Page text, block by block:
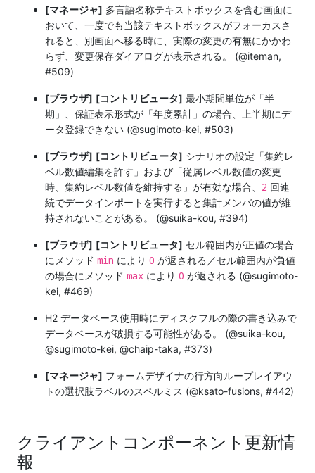
[マネージャ] 多言語名称テキストボックスを含む画面に
おいて、一度でも当該テキストボックスがフォーカスさ
れると、別画面へ移る時に、実際の変更の有無にかかわ
らず、変更保存ダイアログが表示される。 (@iteman,
#509)
[ブラウザ] [コントリビュータ] 最小期間単位が「半
期」、保証表示形式が「年度累計」の場合、上半期にデ
ータ登録できない (@sugimoto-kei, #503)
[ブラウザ] [コントリビュータ] シナリオの設定「集約レ
ベル数値編集を許す」および「従属レベル数値の変更
時、集約レベル数値を維持する」が有効な場合、 2 回連
続でデータインポートを実行すると集計メンバの値が維
持されないことがある。 (@suika-kou, #394)
[ブラウザ] [コントリビュータ] セル範囲内が正値の場合
にメソッド min により 0 が返される／セル範囲内が負値
の場合にメソッド max により 0 が返される (@sugimoto-
kei, #469)
H2 データベース使用時にディスクフルの際の書き込みで
データベースが破損する可能性がある。 (@suika-kou,
@sugimoto-kei, @chaip-taka, #373)
[マネージャ] フォームデザイナの行方向ループレイアウ
トの選択肢ラベルのスペルミス (@ksato-fusions, #442)
クライアントコンポーネント更新情
報